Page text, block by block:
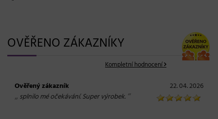
OVĚŘENO ZÁKAZNÍKY
Kompletní hodnocení
Ověřený zákazník 22. 04. 2026
„ splnilo mé očekávání. Super výrobek. “